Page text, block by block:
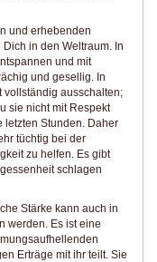
und erhebenden
in den Weltraum. In
und mit
und gesellig. In
vollständig ausschalten;
sie nicht mit Respekt
letzten Stunden. Daher
tüchtig bei der
zu helfen. Es gibt
schlagen
Stärke kann auch in
werden. Es ist eine
Erträge mit ihr teilt. Sie